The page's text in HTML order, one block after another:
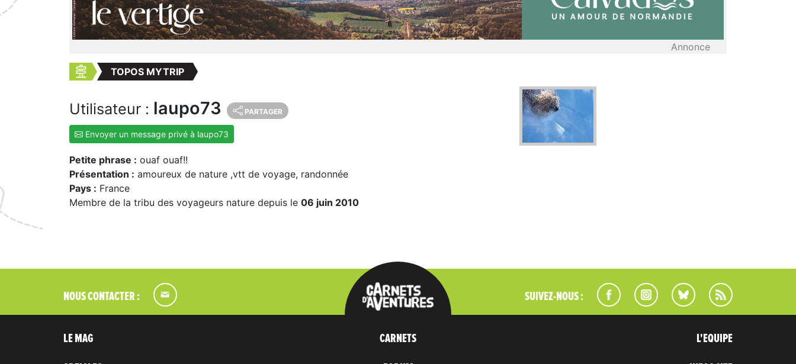
Annonce
TOPOS MYTRIP
Utilisateur : laupo73 PARTAGER
Envoyer un message privé à laupo73
Petite phrase : ouaf ouaf!!
Présentation : amoureux de nature ,vtt de voyage, randonnée
Pays : France
Membre de la tribu des voyageurs nature depuis le 06 juin 2010
NOUS CONTACTER : SUIVEZ-NOUS :
LE MAG CARNETS L'EQUIPE